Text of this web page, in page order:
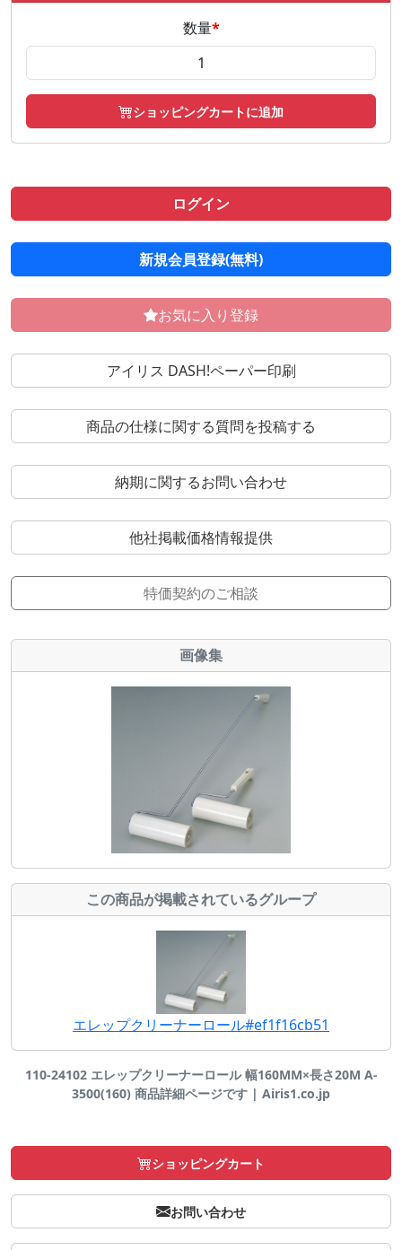
数量*
ショッピングカートに追加
ログイン
新規会員登録(無料)
お気に入り登録
アイリス DASH!ペーパー印刷
商品の仕様に関する質問を投稿する
納期に関するお問い合わせ
他社掲載価格情報提供
特価契約のご相談
画像集
この商品が掲載されているグループ
エレップクリーナーロール#ef1f16cb51
110-24102 エレップクリーナーロール 幅160MM×長さ20M A-
3500(160) 商品詳細ページです | Airis1.co.jp
ショッピングカート
お問い合わせ